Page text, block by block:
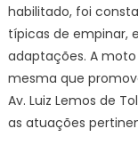
habilitado, foi
típicas de empinar,
adaptações. A
mesma que
Av. Luiz Lemos de
as atuações